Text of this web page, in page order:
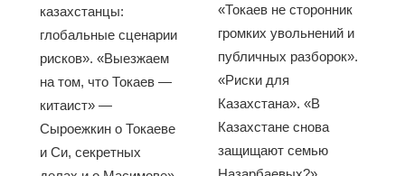
казахстанцы:
глобальные сценарии
рисков». «Выезжаем
на том, что Токаев —
китаист» —
Сыроежкин о Токаеве
и Си, секретных
«Токаев не сторонник
громких увольнений и
публичных разборок».
«Риски для
Казахстана». «В
Казахстане снова
защищают семью